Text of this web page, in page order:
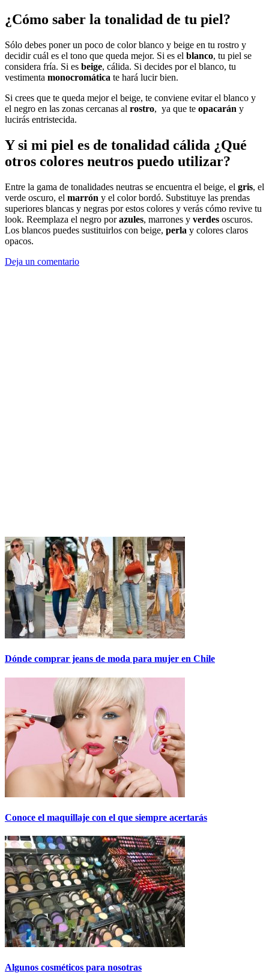
¿Cómo saber la tonalidad de tu piel?
Sólo debes poner un poco de color blanco y beige en tu rostro y
decidir cuál es el tono que queda mejor. Si es el blanco, tu piel se
considera fría. Si es beige, cálida. Si decides por el blanco, tu
vestimenta monocromática te hará lucir bien.
Si crees que te queda mejor el beige, te conviene evitar el blanco y
el negro en las zonas cercanas al rostro, ya que te opacarán y
lucirás entristecida.
Y si mi piel es de tonalidad cálida ¿Qué
otros colores neutros puedo utilizar?
Entre la gama de tonalidades neutras se encuentra el beige, el gris, el
verde oscuro, el marrón y el color bordó. Substituye las prendas
superiores blancas y negras por estos colores y verás cómo revive tu
look. Reemplaza el negro porazules, marrones y verdes oscuros.
Los blancos puedes sustituirlos con beige, perla y colores claros
opacos.
Deja un comentario
Dónde comprar jeans de moda para mujer en Chile
Conoce el maquillaje con el que siempre acertarás
Algunos cosméticos para nosotras